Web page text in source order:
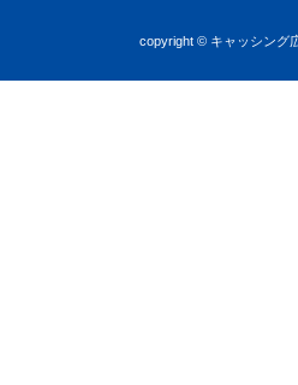
copyright © キャッシング